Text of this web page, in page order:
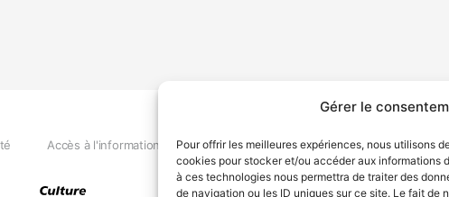
Gérer le
Pour offrir les meilleures expériences, nous utilisons
cookies pour stocker et/ou accéder aux informations
à ces technologies nous permettra de traiter des
de navigation ou les ID uniques sur ce site. Le fait de
Accès à l'information Déclaration de services Politique de